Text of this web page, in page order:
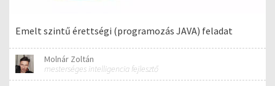
Emelt szintű érettségi (programozás JAVA) feladat
Molnár Zoltán
mesterséges intelligencia fejlesztő